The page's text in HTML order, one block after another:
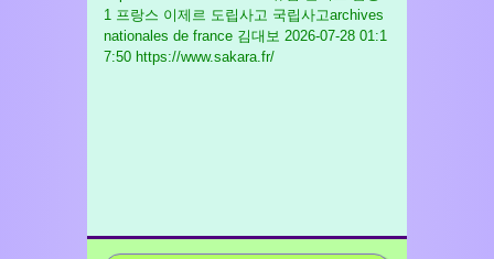
1 프랑스 이제르 도립사고 국립사고archives
nationales de france 김대보 2026-07-28 01:1
7:50 https://www.sakara.fr/